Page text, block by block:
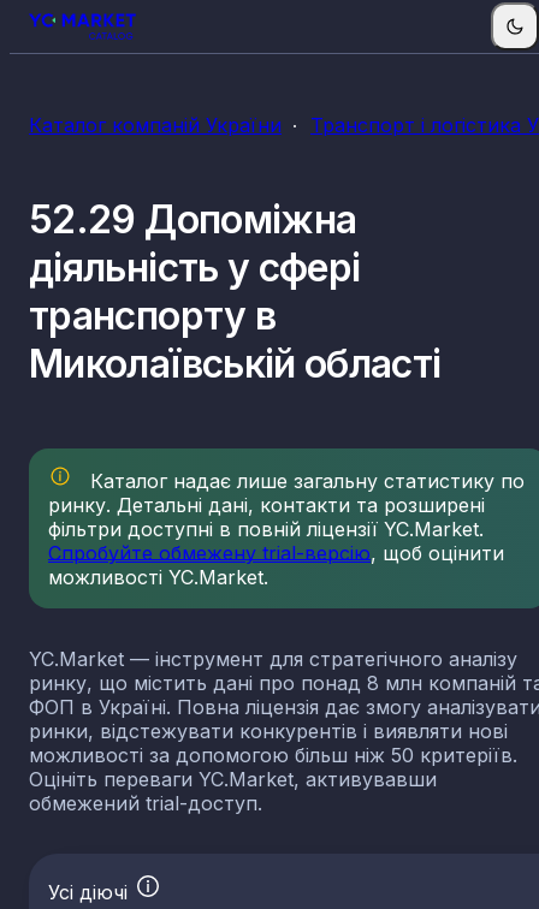
Каталог компаній України Транспорт і логістика
52.29 Допоміжна
діяльність у сфері
транспорту в
Миколаївській області
Каталог надає лише загальну статистику по
ринку. Детальні дані, контакти та розширені
фільтри доступні в повній ліцензії YC.Market.
Спробуйте обмежену trial-версію, щоб оцінити
можливості YC.Market.
YC.Market — інструмент для стратегічного аналізу
ринку, що містить дані про понад 8 млн компаній
ФОП в Україні. Повна ліцензія дає змогу
ринки, відстежувати конкурентів і виявляти нові
можливості за допомогою більш ніж 50 критеріїв.
Оцініть переваги YC.Market, активувавши
обмежений trial-доступ.
Усі діючі